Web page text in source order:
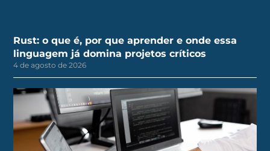
Rust: o que é, por que aprender e onde essa
linguagem já domina projetos críticos
4 de agosto de 2026